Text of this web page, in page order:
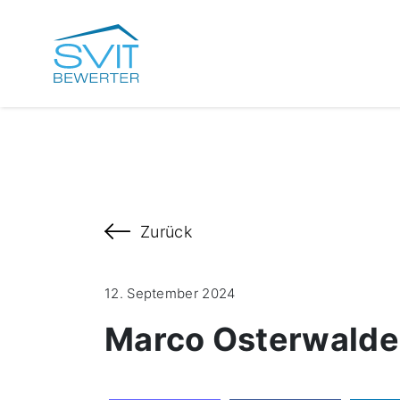
Zurück
12. September 2024
Marco